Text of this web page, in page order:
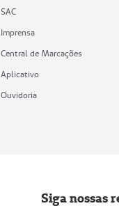
SAC
Imprensa
Central de Marcações
Aplicativo
Ouvidoria
Siga nossas